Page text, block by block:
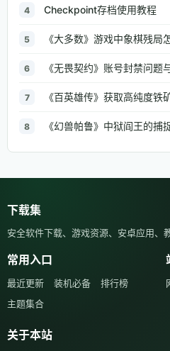
4 Checkpoint存档使用教程
5 《大多数》游戏中象棋残局
6 《无畏契约》账号封禁问题
7 《百英雄传》获取高纯度铁
8 《幻兽帕鲁》中狱阎王的捕
下载集
安全软件下载、游戏资源、安卓应用、
常用入口
最近更新 装机必备
排行榜
主题集合
关于本站